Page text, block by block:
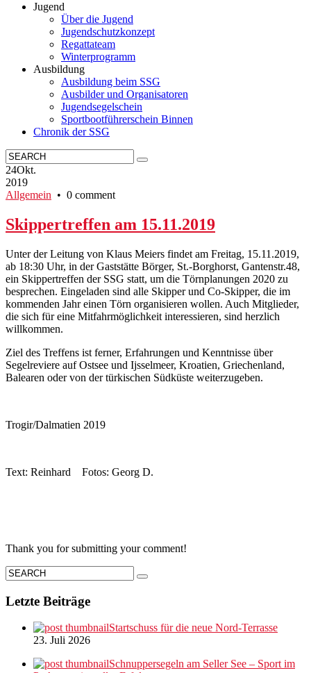
Jugend
Über die Jugend
Jugendschutzkonzept
Regattateam
Winterprogramm
Ausbildung
Ausbildung beim SSG
Ausbilder und Organisatoren
Jugendsegelschein
Sportbootführerschein Binnen
Chronik der SSG
24Okt.
2019
Allgemein • 0 comment
Skippertreffen am 15.11.2019
Unter der Leitung von Klaus Meiers findet am Freitag, 15.11.2019,
ab 18:30 Uhr, in der Gaststätte Börger, St.-Borghorst, Gantenstr.48,
ein Skippertreffen der SSG statt, um die Törnplanungen 2020 zu
besprechen. Eingeladen sind alle Skipper und Co-Skipper, die im
kommenden Jahr einen Törn organisieren wollen. Auch Mitglieder,
die sich für eine Mitfahrmöglichkeit interessieren, sind herzlich
willkommen.
Ziel des Treffens ist ferner, Erfahrungen und Kenntnisse über
Segelreviere auf Ostsee und Ijsselmeer, Kroatien, Griechenland,
Balearen oder von der türkischen Südküste weiterzugeben.
Trogir/Dalmatien 2019
Text: Reinhard Fotos: Georg D.
Thank you for submitting your comment!
Letzte Beiträge
Startschuss für die neue Nord-Terrasse
23. Juli 2026
Schnuppersegeln am Seller See – Sport im